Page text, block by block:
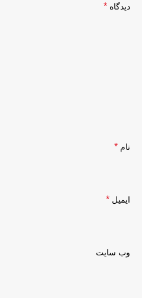
دیدگاه *
نام *
ایمیل *
وب‌ سایت